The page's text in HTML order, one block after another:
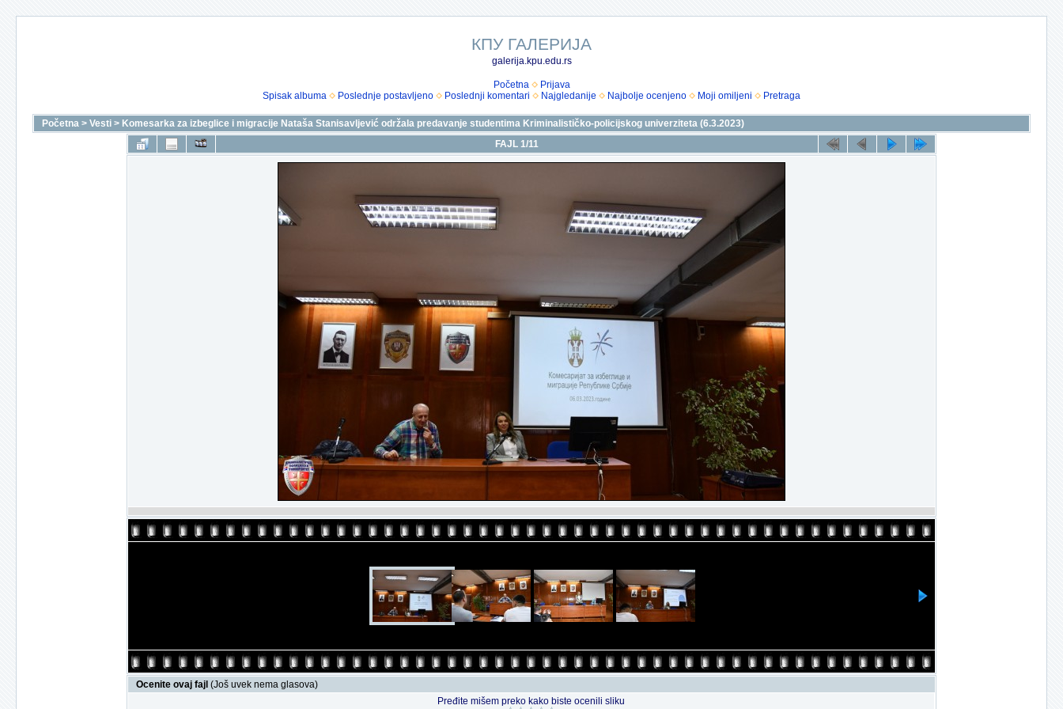
КПУ ГАЛЕРИЈА
galerija.kpu.edu.rs
Početna
Prijava
Spisak albuma
Poslednje postavljeno Poslednji komentari Najgledanije Najbolje ocenjeno Moji omiljeni Pretraga
Početna > Vesti > Komesarka za izbeglice i migracije Nataša Stanisavljević održala predavanje studentima Kriminalističko-policijskog univerziteta (6.3.2023)
FAJL 1/11
Ocenite ovaj fajl (Još uvek nema glasova)
Pređite mišem preko kako biste ocenili sliku